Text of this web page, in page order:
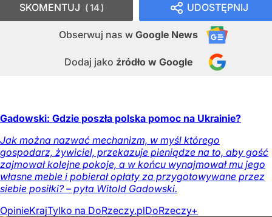
UDOSTĘPNIJ
Obserwuj nas w Google News
Dodaj jako źródło w Google
SKOMENTUJ 14
Gadowski: Gdzie poszła polska pomoc na Ukrainie?
Jak można nazwać mechanizm, w myśl którego
gospodarz, żywiciel, przekazuje pieniądze na to, aby gość
zajmował kolejne pokoje, a w końcu wynajmował mu jego
własne meble i pobierał opłaty za przygotowywane przez
siebie posiłki? – pyta Witold Gadowski.
OpinieKrajTylko na DoRzeczy.plDoRzeczy+